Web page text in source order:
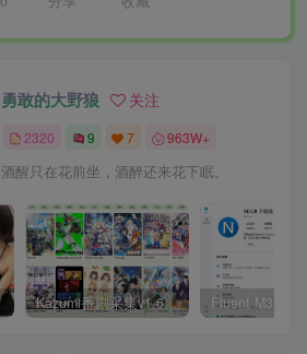
勇敢的大野狼 关注
2320 9 7 963W+
酒醒只在花前坐，酒醉还来花下眠。
Kazumi番剧采集v1.6.9：支持自定义规则+在线观看+弹幕，跨平台下载